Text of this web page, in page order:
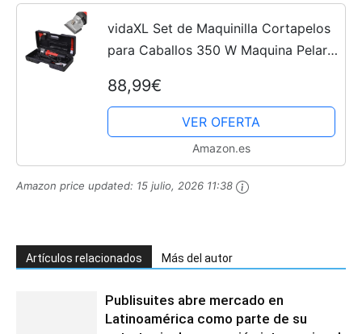
vidaXL Set de Maquinilla Cortapelos
para Caballos 350 W Maquina Pelar
88,99€
VER OFERTA
Amazon.es
Amazon price updated: 15 julio, 2026 11:38
Artículos relacionados Más del autor
Publisuites abre mercado en
Latinoamérica como parte de su